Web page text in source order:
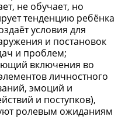
не обучает, но
тенденцию ребёнка
условия для
и постановок
и проблем;
включения во
личностного
эмоций и
и поступков),
ролевым ожиданиям